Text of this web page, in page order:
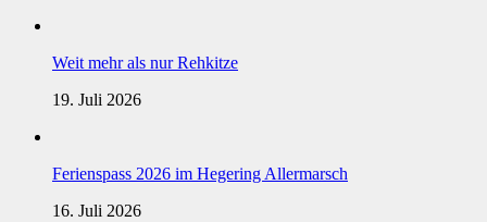
Weit mehr als nur Rehkitze
19. Juli 2026
Ferienspass 2026 im Hegering Allermarsch
16. Juli 2026